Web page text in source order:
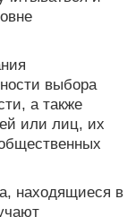
выбора
а также
или лиц, их
находящиеся в